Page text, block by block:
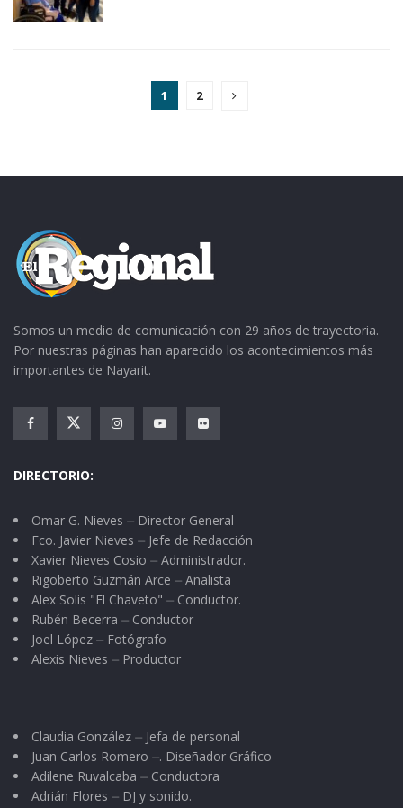
1 2
Somos un medio de comunicación con 29 años de trayectoria.
Por nuestras páginas han aparecido los acontecimientos más
importantes de Nayarit.
DIRECTORIO:
Omar G. Nieves ⏤ Director General
Fco. Javier Nieves ⏤ Jefe de Redacción
Xavier Nieves Cosio ⏤ Administrador.
Rigoberto Guzmán Arce ⏤ Analista
Alex Solis "El Chaveto" ⏤ Conductor.
Rubén Becerra ⏤ Conductor
Joel López ⏤ Fotógrafo
Alexis Nieves ⏤ Productor
Claudia González ⏤ Jefa de personal
Juan Carlos Romero ⏤. Diseñador Gráfico
Adilene Ruvalcaba ⏤ Conductora
Adrián Flores ⏤ DJ y sonido.